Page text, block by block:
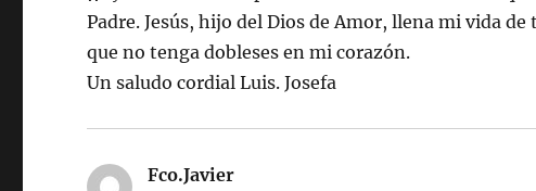
Padre. Jesús, hijo del Dios de Amor, llena mi vida
que no tenga dobleses en mi corazón.
Un saludo cordial Luis. Josefa
Fco.Javier